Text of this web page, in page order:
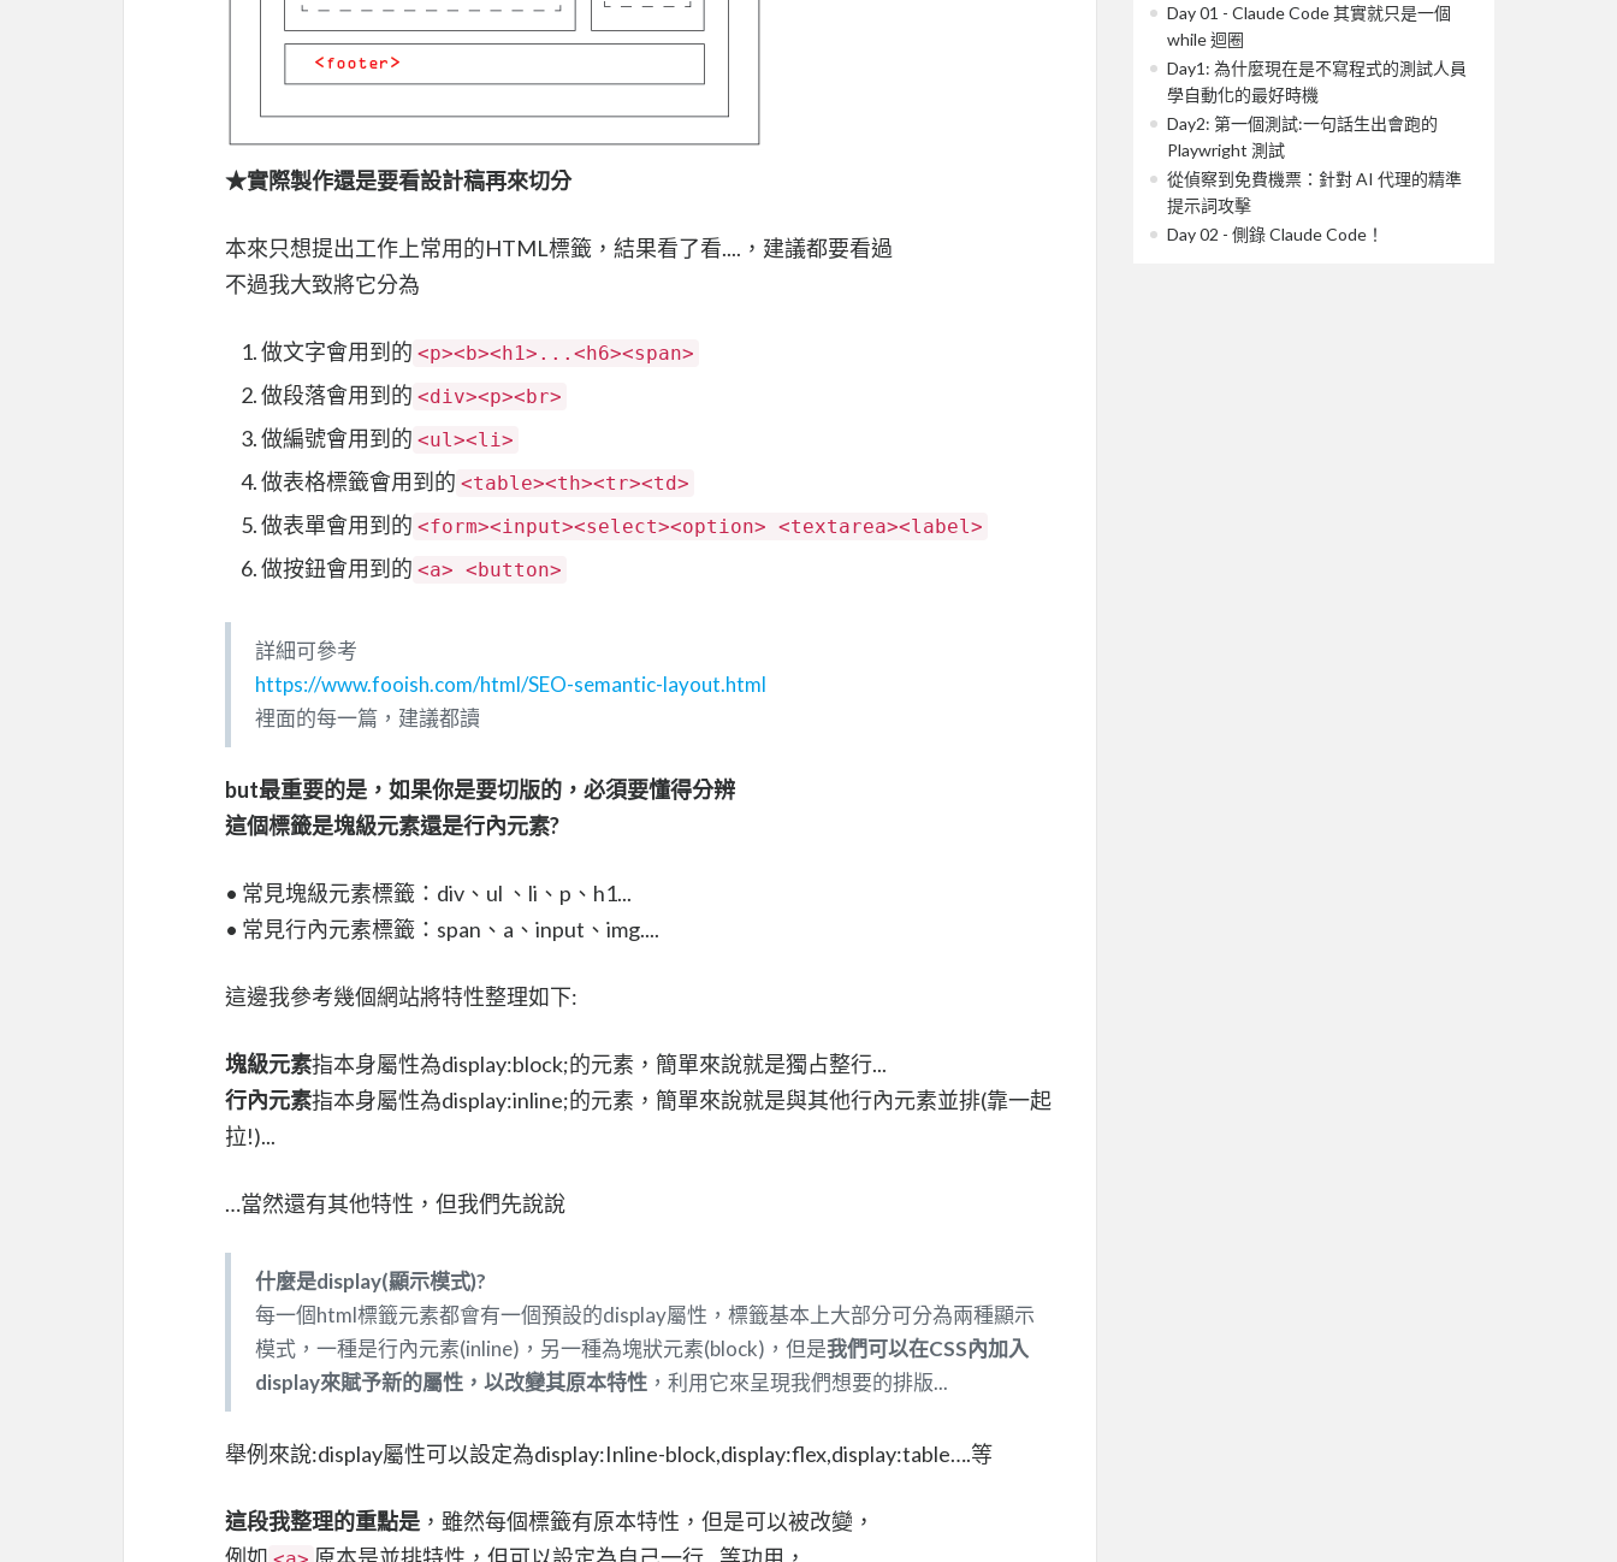
★實際製作還是要看設計稿再來切分
本來只想提出工作上常用的HTML標籤，結果看了看....，建議都要看過
不過我大致將它分為
做文字會用到的 <p><b><h1>...<h6><span>
做段落會用到的 <div><p><br>
做編號會用到的 <ul><li>
做表格標籤會用到的 <table><th><tr><td>
做表單會用到的 <form><input><select><option> <textarea><label>
做按鈕會用到的 <a> <button>
詳細可參考
https://www.fooish.com/html/SEO-semantic-layout.html
裡面的每一篇，建議都讀
but最重要的是，如果你是要切版的，必須要懂得分辨
這個標籤是塊級元素還是行內元素?
• 常見塊級元素標籤：div、ul 、li、p、h1...
• 常見行內元素標籤：span、a、input、img....
這邊我參考幾個網站將特性整理如下:
塊級元素指本身屬性為display:block;的元素，簡單來說就是獨占整行...
行內元素指本身屬性為display:inline;的元素，簡單來說就是與其他行內元素並排(靠一起
拉!)...
…當然還有其他特性，但我們先說說
什麼是display(顯示模式)?
每一個html標籤元素都會有一個預設的display屬性，標籤基本上大部分可分為兩種顯示
模式，一種是行內元素(inline)，另一種為塊狀元素(block)，但是我們可以在CSS內加入
display來賦予新的屬性，以改變其原本特性 ，利用它來呈現我們想要的排版...
舉例來說:display屬性可以設定為display:Inline-block,display:flex,display:table….等
這段我整理的重點是 ，雖然每個標籤有原本特性，但是可以被改變，
例如
原本是並排特性，但可以設定為自己一行…等功用，
Day 01 - Claude Code 其實就只是一個
while 迴圈
Day1: 為什麼現在是不寫程式的測試人員
學自動化的最好時機
Day2: 第一個測試:一句話生出會跑的
Playwright 測試
從偵察到免費機票：針對 AI 代理的精準
提示詞攻擊
Day 02 - 側錄 Claude Code！